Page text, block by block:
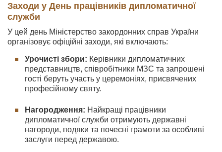
Заходи у День працівників дипломатичної
служби
У цей день Міністерство закордонних справ України
організовує офіційні заходи, які включають:
Урочисті збори: Керівники дипломатичних
представництв, співробітники МЗС та запрошені
гості беруть участь у церемоніях, присвячених
професійному святу.
Нагородження: Найкращі працівники
дипломатичної служби отримують державні
нагороди, подяки та почесні грамоти за особливі
заслуги перед державою.